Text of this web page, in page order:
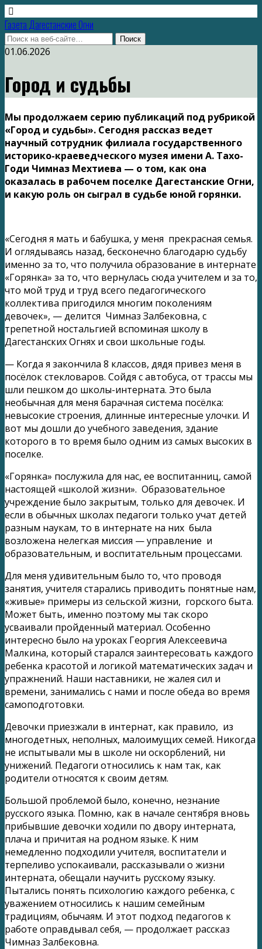
Газета Дагестанские Огни
01.06.2026
Город и судьбы
Мы продолжаем серию публикаций под рубрикой
«Город и судьбы». Сегодня рассказ ведет
научный сотрудник филиала государственного
историко-краеведческого музея имени А. Тахо-
Годи Чимназ Мехтиева — о том, как она
оказалась в рабочем поселке Дагестанские Огни,
и какую роль он сыграл в судьбе юной горянки.
«Сегодня я мать и бабушка, у меня прекрасная семья.
И оглядываясь назад, бесконечно благодарю судьбу
именно за то, что получила образование в интернате
«Горянка» за то, что вернулась сюда учителем и за то,
что мой труд и труд всего педагогического
коллектива пригодился многим поколениям
девочек», — делится Чимназ Залбековна, с
трепетной ностальгией вспоминая школу в
Дагестанских Огнях и свои школьные годы.
— Когда я закончила 8 классов, дядя привез меня в
посёлок стекловаров. Сойдя с автобуса, от трассы мы
шли пешком до школы-интерната. Это была
необычная для меня барачная система посёлка:
невысокие строения, длинные интересные улочки. И
вот мы дошли до учебного заведения, здание
которого в то время было одним из самых высоких в
поселке.
«Горянка» послужила для нас, ее воспитанниц, самой
настоящей «школой жизни». Образовательное
учреждение было закрытым, только для девочек. И
если в обычных школах педагоги только учат детей
разным наукам, то в интернате на них была
возложена нелегкая миссия — управление и
образовательным, и воспитательным процессами.
Для меня удивительным было то, что проводя
занятия, учителя старались приводить понятные нам,
«живые» примеры из сельской жизни, горского быта.
Может быть, именно поэтому мы так скоро
усваивали пройденный материал. Особенно
интересно было на уроках Георгия Алексеевича
Малкина, который старался заинтересовать каждого
ребенка красотой и логикой математических задач и
упражнений. Наши наставники, не жалея сил и
времени, занимались с нами и после обеда во время
самоподготовки.
Девочки приезжали в интернат, как правило, из
многодетных, неполных, малоимущих семей. Никогда
не испытывали мы в школе ни оскорблений, ни
унижений. Педагоги относились к нам так, как
родители относятся к своим детям.
Большой проблемой было, конечно, незнание
русского языка. Помню, как в начале сентября вновь
прибывшие девочки ходили по двору интерната,
плача и причитая на родном языке. К ним
немедленно подходили учителя, воспитатели и
терпеливо успокаивали, рассказывали о жизни
интерната, обещали научить русскому языку.
Пытались понять психологию каждого ребенка, с
уважением относились к нашим семейным
традициям, обычаям. И этот подход педагогов к
работе оправдывал себя, — продолжает рассказ
Чимназ Залбековна.